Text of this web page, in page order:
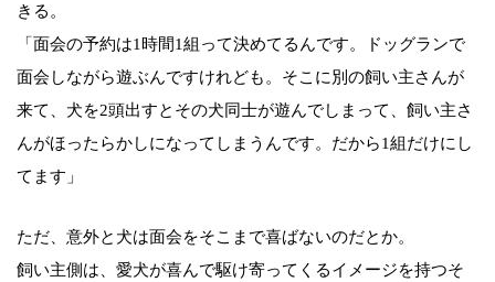
きる。
「面会の予約は1時間1組って決めてるんです。ドッグランで
面会しながら遊ぶんですけれども。そこに別の飼い主さんが
来て、犬を2頭出すとその犬同士が遊んでしまって、飼い主さ
んがほったらかしになってしまうんです。だから1組だけにし
てます」
ただ、意外と犬は面会をそこまで喜ばないのだとか。
飼い主側は、愛犬が喜んで駆け寄ってくるイメージを持つそ